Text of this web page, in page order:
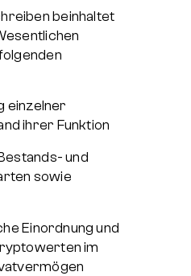
beinhaltet
einzelner
ihrer Funktion
und
sowie
Einordnung und
im